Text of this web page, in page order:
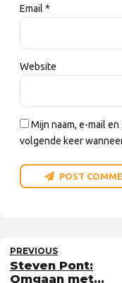
Email *
Website
Mijn naam, e-mail
volgende keer
POST
PREVIOUS
Steven Pont:
Omgaan met